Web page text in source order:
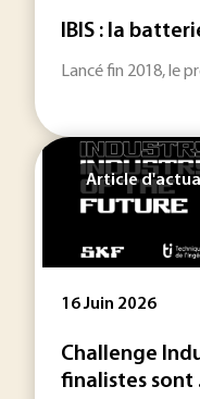
IBIS : la
Lancé fin 2018, le
Article
16 Juin 2026
Challenge
finalistes sont